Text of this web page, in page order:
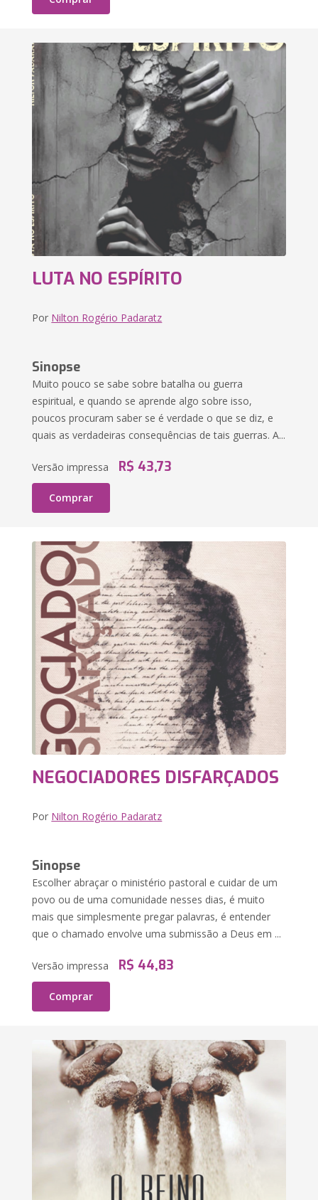
LUTA NO ESPÍRITO
Por Nilton Rogério Padaratz
Sinopse
Muito pouco se sabe sobre batalha ou guerra
espiritual, e quando se aprende algo sobre isso,
poucos procuram saber se é verdade o que se diz, e
quais as verdadeiras consequências de tais guerras. A...
Versão impressa R$ 43,73
Comprar
NEGOCIADORES DISFARÇADOS
Por Nilton Rogério Padaratz
Sinopse
Escolher abraçar o ministério pastoral e cuidar de um
povo ou de uma comunidade nesses dias, é muito
mais que simplesmente pregar palavras, é entender
que o chamado envolve uma submissão a Deus em ...
Versão impressa R$ 44,83
Comprar